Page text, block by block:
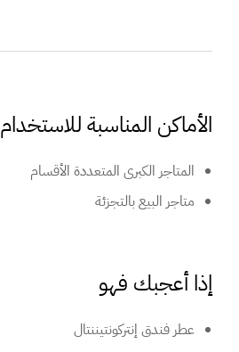
الأماكن المناسبة للاستخدام
المتاجر الكبرى المتعددة الأقسام
متاجر البيع بالتجزئة
إذا أعجبك فهو
عطر فندق إنتركونتيننتال